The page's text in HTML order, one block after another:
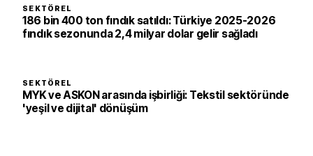
SEKTÖREL
186 bin 400 ton fındık satıldı: Türkiye 2025-2026
fındık sezonunda 2,4 milyar dolar gelir sağladı
SEKTÖREL
MYK ve ASKON arasında işbirliği: Tekstil sektöründe
'yeşil ve dijital' dönüşüm